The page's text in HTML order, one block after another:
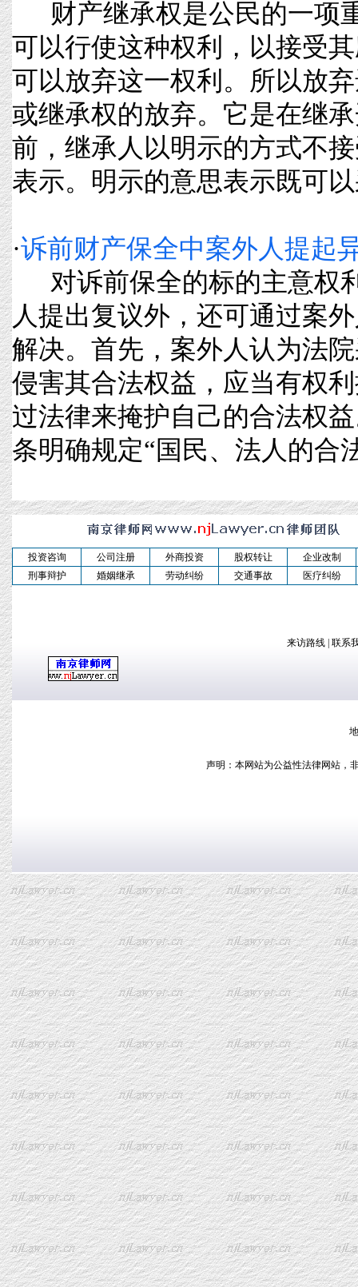
财产继承权是公民的一项
可以行使这种权利，以接受
可以放弃这一权利。所以放
或继承权的放弃。它是在继
前，继承人以明示的方式不
表示。明示的意思表示既可
·诉前财产保全中案外人提起
对诉前保全的标的主意权
人提出复议外，还可通过案
解决。首先，案外人认为法
侵害其合法权益，应当有权
过法律来掩护自己的合法权
条明确规定“国民、法人的合
投资咨询 公司注册 外商投资 股权转让
企业改制
刑事辩护
婚姻继承 劳动纠纷 交通事故 医疗纠纷
来访路线 联系
声明：本网站为公益性法律网站，